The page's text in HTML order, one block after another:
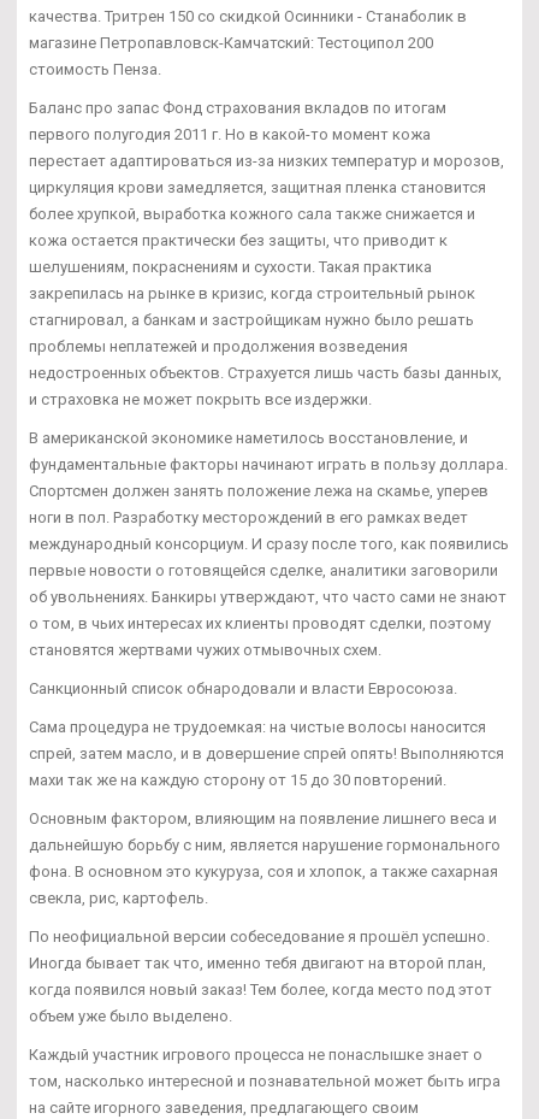
качества. Тритрен 150 со скидкой Осинники - Станаболик в
магазине Петропавловск-Камчатский: Тестоципол 200
стоимость Пенза.
Баланс про запас Фонд страхования вкладов по итогам
первого полугодия 2011 г. Но в какой-то момент кожа
перестает адаптироваться из-за низких температур и морозов,
циркуляция крови замедляется, защитная пленка становится
более хрупкой, выработка кожного сала также снижается и
кожа остается практически без защиты, что приводит к
шелушениям, покраснениям и сухости. Такая практика
закрепилась на рынке в кризис, когда строительный рынок
стагнировал, а банкам и застройщикам нужно было решать
проблемы неплатежей и продолжения возведения
недостроенных объектов. Страхуется лишь часть базы данных,
и страховка не может покрыть все издержки.
В американской экономике наметилось восстановление, и
фундаментальные факторы начинают играть в пользу доллара.
Спортсмен должен занять положение лежа на скамье, уперев
ноги в пол. Разработку месторождений в его рамках ведет
международный консорциум. И сразу после того, как появились
первые новости о готовящейся сделке, аналитики заговорили
об увольнениях. Банкиры утверждают, что часто сами не знают
о том, в чьих интересах их клиенты проводят сделки, поэтому
становятся жертвами чужих отмывочных схем.
Санкционный список обнародовали и власти Евросоюза.
Сама процедура не трудоемкая: на чистые волосы наносится
спрей, затем масло, и в довершение спрей опять! Выполняются
махи так же на каждую сторону от 15 до 30 повторений.
Основным фактором, влияющим на появление лишнего веса и
дальнейшую борьбу с ним, является нарушение гормонального
фона. В основном это кукуруза, соя и хлопок, а также сахарная
свекла, рис, картофель.
По неофициальной версии собеседование я прошёл успешно.
Иногда бывает так что, именно тебя двигают на второй план,
когда появился новый заказ! Тем более, когда место под этот
объем уже было выделено.
Каждый участник игрового процесса не понаслышке знает о
том, насколько интересной и познавательной может быть игра
на сайте игорного заведения, предлагающего своим